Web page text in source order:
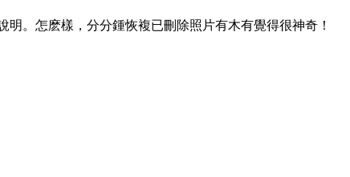
。怎麽樣，分分鍾恢複已刪除照片有木有覺得很神奇！